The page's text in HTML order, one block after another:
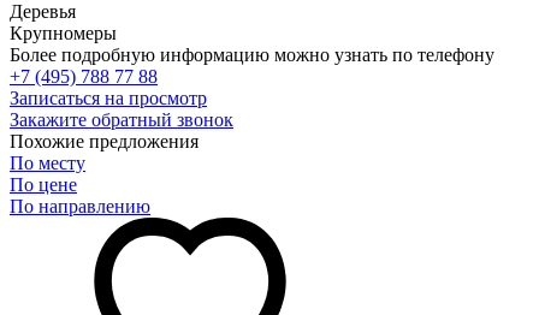
Деревья
Крупномеры
Более подробную информацию можно узнать по телефону
+7 (495) 788 77 88
Записаться на просмотр
Закажите обратный звонок
Похожие предложения
По месту
По цене
По направлению